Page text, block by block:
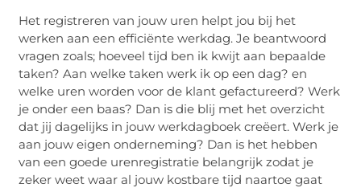
Het registreren van jouw uren helpt jou bij het
werken aan een efficiënte werkdag. Je beantwoord
vragen zoals; hoeveel tijd ben ik kwijt aan bepaalde
taken? Aan welke taken werk ik op een dag? en
welke uren worden voor de klant gefactureerd? Werk
je onder een baas? Dan is die blij met het overzicht
dat jij dagelijks in jouw werkdagboek creëert. Werk je
aan jouw eigen onderneming? Dan is het hebben
van een goede urenregistratie belangrijk zodat je
zeker weet waar al jouw kostbare tijd naartoe gaat